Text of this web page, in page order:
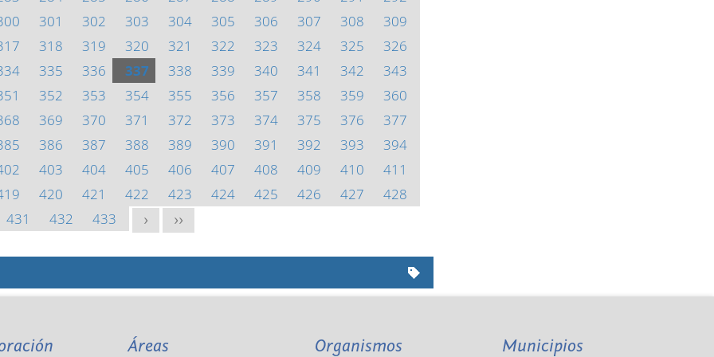
301 302 303 304 305 306 307 308
309
318 319 320 321 322 323 324 325
326
335 336 337 338 339 340 341 342
343
352 353 354 355 356 357 358 359
360
369 370 371 372 373 374 375 376
377
386 387 388 389 390 391 392 393
394
403 404 405 406 407 408 409 410
411
420 421 422 423 424 425 426 427
428
431
432 433 > >>
Áreas Organismos Municipios